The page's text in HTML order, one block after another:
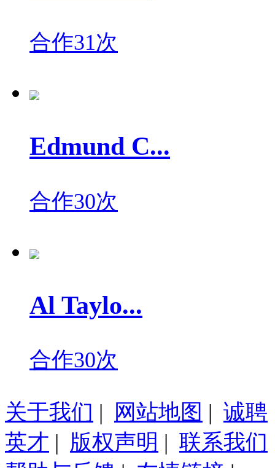
合作31次
Edmund C...
合作30次
Al Taylo...
合作30次
关于我们 | 网站地图 | 诚聘
英才 | 版权声明 | 联系我们